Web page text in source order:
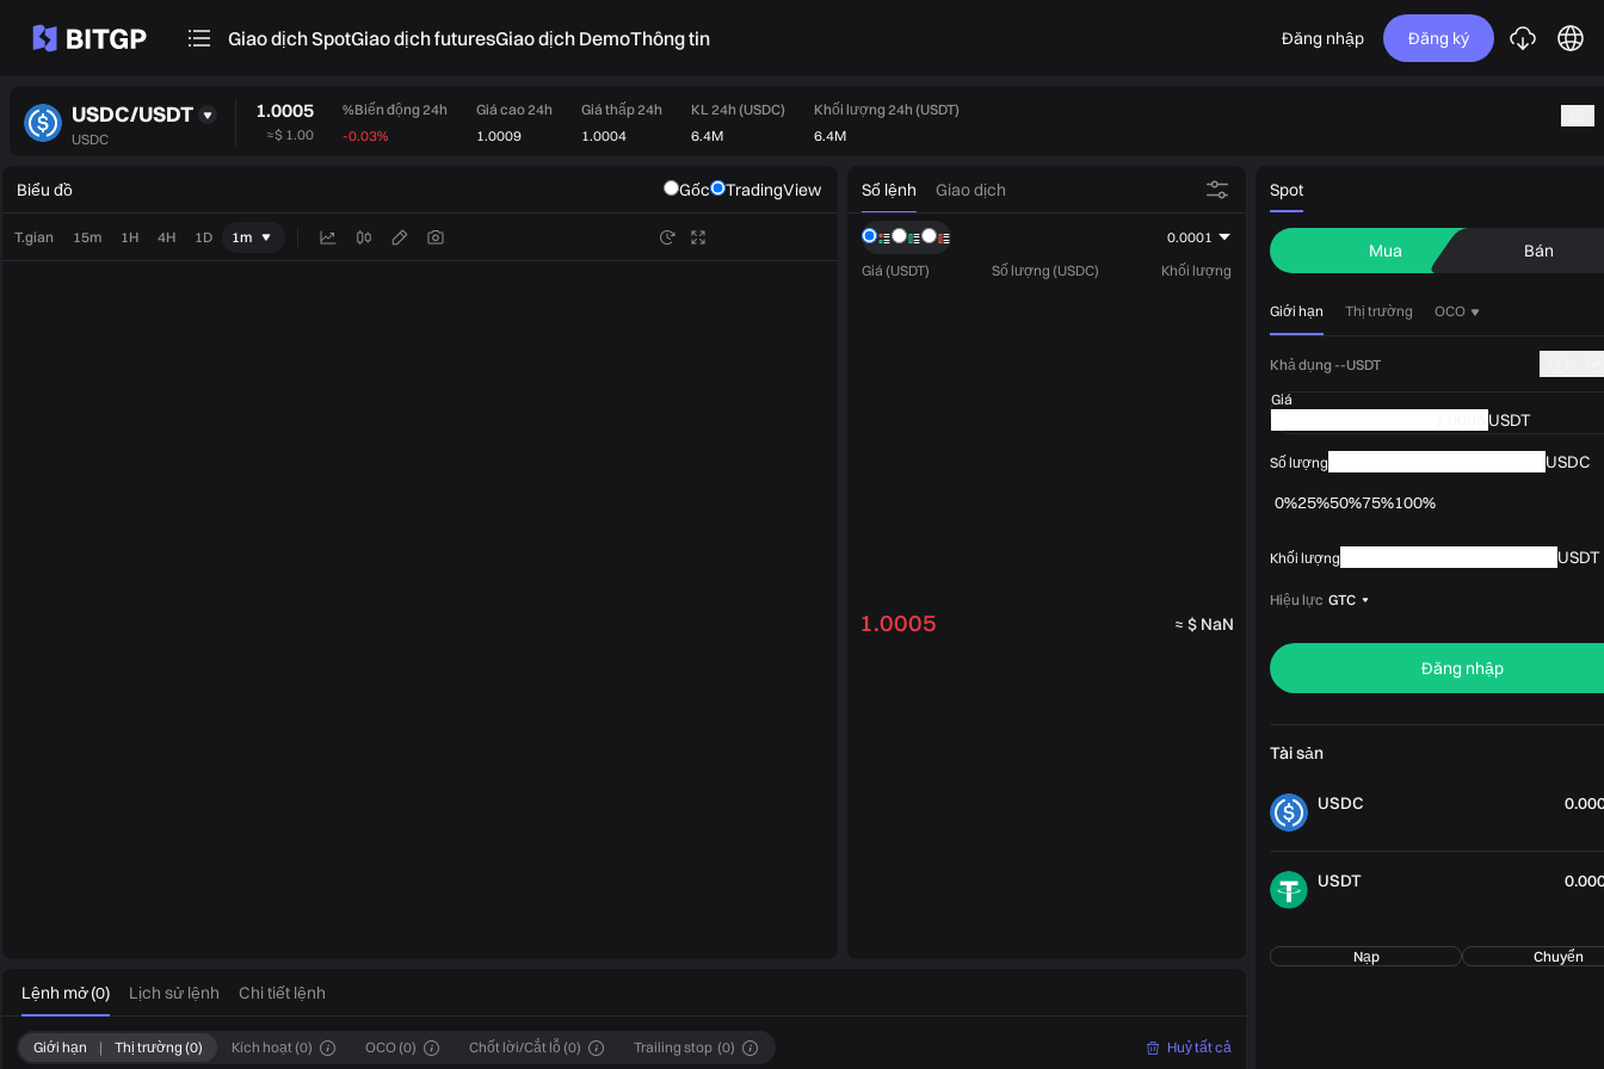
Giao dịch SpotGiao dịch futures‌Giao dịch DemoThông tin Đăng nhập Đăng ký
USDC/USDT
USDC
1.0005
≈$ 1.00
%Biến động 24h
-0.03%
Giá cao 24h
1.0009
Giá thấp 24h
1.0004
KL 24h (USDC)
6.4M
Khối lượng 24h (USDT)
6.4M
Biểu đồ Gốc TradingView
T.gian 15m 1H 4H 1D 1m
Sổ lệnh Giao dịch
0.0001
Giá (USDT)
Số lượng (USDC) Khối lượng
1.0005 ≈ $ NaN
Spot
Mua Bán
Giới hạn Thị trường OCO
Khả dụng --USDT
Giá
USDT
Số lượng
USDC
0%25%50%75%100%
Khối lượng USDT
Hiệu lực GTC
Đăng nhập
Tài sản
USDC
USDT
Nạp Chuyển
Lệnh mở(0) Lịch sử lệnh Chi tiết lệnh
Giới hạn | Thị trường (0) Kích hoạt (0) OCO (0) Chốt lời/Cắt lỗ (0) Trailing stop (0) ‌Huỷ tất cả